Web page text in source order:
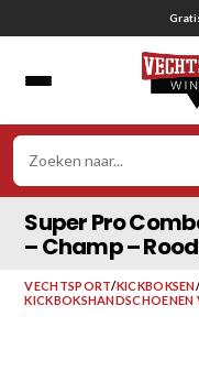
naar
Super Pro
– Champ –
VECHTSPORT/KICKBOKSEN
KICKBOKSHANDSCHOENEN